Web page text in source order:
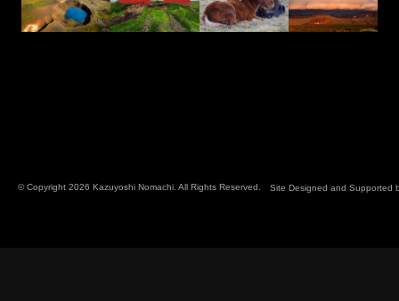
© Copyright 2026 Kazuyoshi Nomachi. All Rights Reserved. Site Designed and Supported